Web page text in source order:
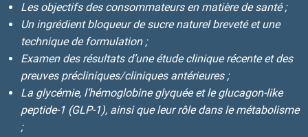
Les objectifs des consommateurs en matière de santé ;
Un ingrédient bloqueur de sucre naturel breveté et une
technique de formulation ;
Examen des résultats d’une étude clinique récente et des
preuves précliniques/cliniques antérieures ;
La glycémie, l’hémoglobine glyquée et le glucagon-like
peptide-1 (GLP-1), ainsi que leur rôle dans le métabolisme
;